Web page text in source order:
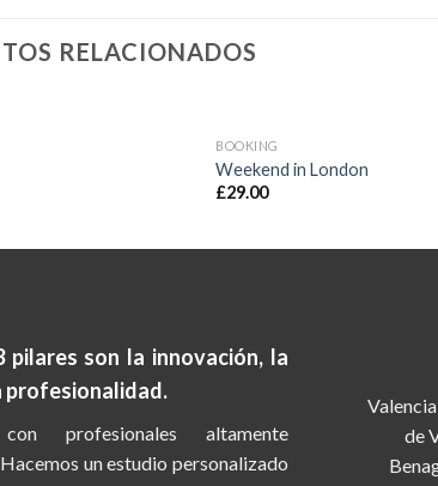
RELACIONADOS
BOOKING
Weekend in London
£29.00
pilares son la innovación, la
profesionalidad.
profesionales altamente
un estudio personalizado
de